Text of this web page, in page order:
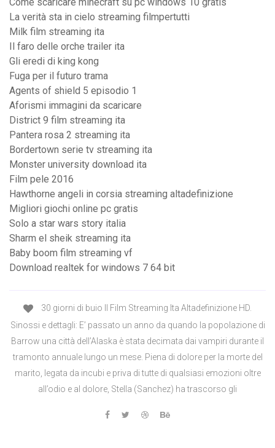
Come scaricare minecraft su pc windows 10 gratis
La verità sta in cielo streaming filmpertutti
Milk film streaming ita
Il faro delle orche trailer ita
Gli eredi di king kong
Fuga per il futuro trama
Agents of shield 5 episodio 1
Aforismi immagini da scaricare
District 9 film streaming ita
Pantera rosa 2 streaming ita
Bordertown serie tv streaming ita
Monster university download ita
Film pele 2016
Hawthorne angeli in corsia streaming altadefinizione
Migliori giochi online pc gratis
Solo a star wars story italia
Sharm el sheik streaming ita
Baby boom film streaming vf
Download realtek for windows 7 64 bit
30 giorni di buio II Film Streaming Ita Altadefinizione HD.
Sinossi e dettagli: E’ passato un anno da quando la popolazione di
Barrow una città dell’Alaska è stata decimata dai vampiri durante il
tramonto annuale lungo un mese. Piena di dolore per la morte del
marito, legata da incubi e priva di tutte di qualsiasi emozioni oltre
all’odio e al dolore, Stella (Sanchez) ha trascorso gli